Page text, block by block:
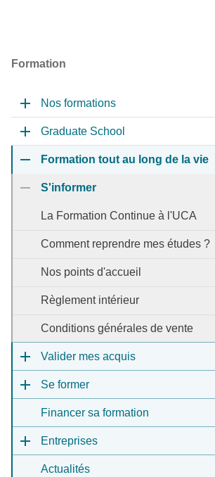
Formation
Nos formations
Graduate School
Formation tout au long de la vie
S'informer
La Formation Continue à l'UCA
Comment reprendre mes études ?
Nos points d'accueil
Règlement intérieur
Conditions générales de vente
Valider mes acquis
Se former
Financer sa formation
Entreprises
Actualités